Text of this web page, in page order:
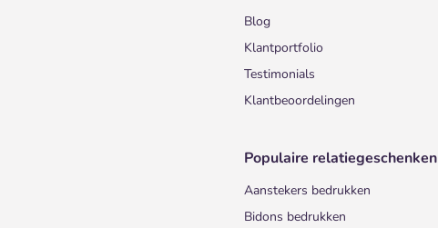
Blog
Klantportfolio
Testimonials
Klantbeoordelingen
Populaire relatiegeschenken
Aanstekers bedrukken
Bidons bedrukken